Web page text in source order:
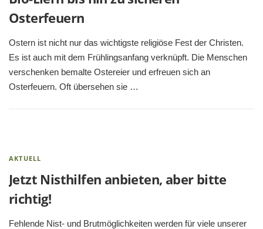
Osterfeuern
Ostern ist nicht nur das wichtigste religiöse Fest der Christen.
Es ist auch mit dem Frühlingsanfang verknüpft. Die Menschen
verschenken bemalte Ostereier und erfreuen sich an
Osterfeuern. Oft übersehen sie …
AKTUELL
Jetzt Nisthilfen anbieten, aber bitte
richtig!
Fehlende Nist- und Brutmöglichkeiten werden für viele unserer